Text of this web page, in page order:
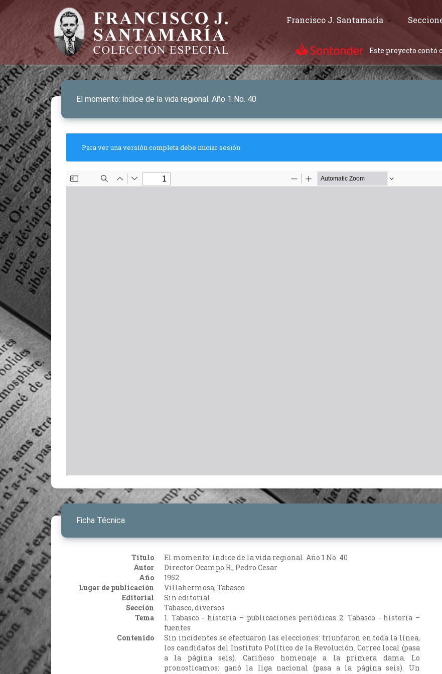
Francisco J. Santamaría
Este proyecto contó
El momento: índice de la vida regional. Año 1 No. 40
Para ver una versión completa debe iniciar sesión
Ficha Técnica
Título
El momento: índice de la vida regional. Año 1 No. 40
Autor
Director Ocampo R., Pedro Cesar
Año
1952
Lugar de publicación
Villahermosa, Tabasco
Editorial
Sin editorial
Sección
Tabasco, diversos
Tema
1. Tabasco - historia – publicaciones periódicas 2. Tabasco - historia –
fuentes
Contenido
Sin incidentes se efectuaron las elecciones: triunfaron en toda la línea,
los candidatos del Instituto Político de la Revolución. Correo local (pasa
a la página seis). Cariñoso homenaje a la primera dama. Lo
pronosticamos: ganó la liga nacional (pasa a la página seis). Un